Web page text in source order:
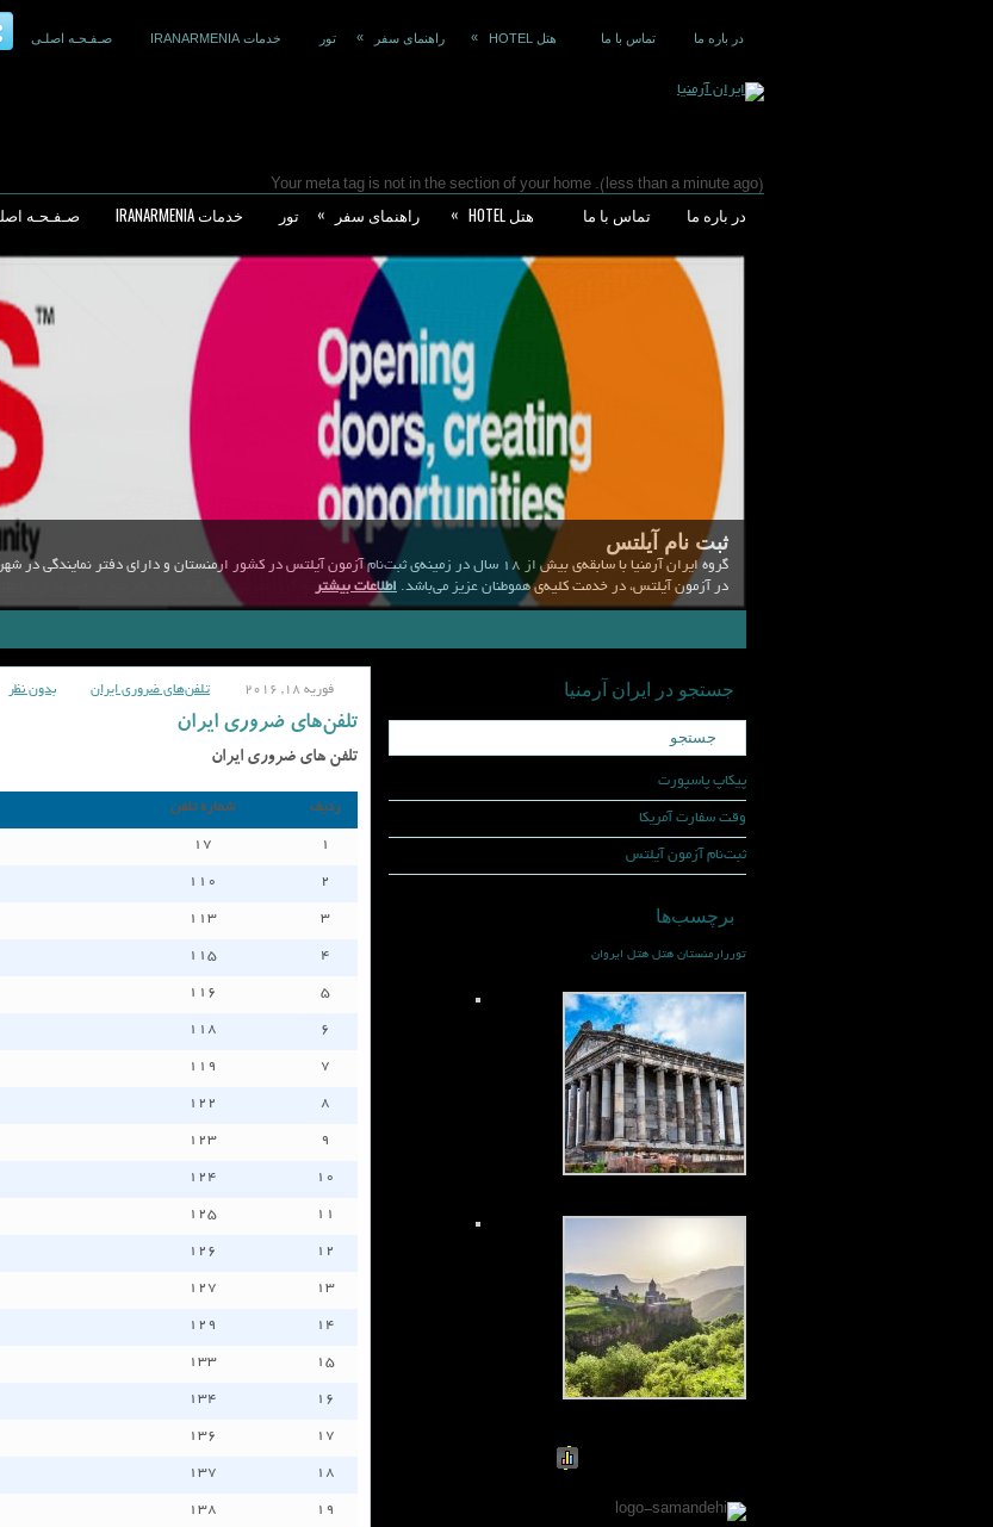
در باره ما تماس با ما هتل HOTEL » راهنمای سفر » تور خدمات IRANARMENIA صـفـحـه اصلـی
(less than a minute ago). Your meta tag is not in the section of your home
در باره ما تماس با ما هتل HOTEL » راهنمای سفر » تور خدمات IRANARMENIA صـفـحـه
ثبت نام آیلتس
گروه ایران آرمنیا با سابقه‌ی بیش از 18 سال در زمینه‌ی ثبت‌نام آزمون آیلتس در کشور ارمنستان و دارای
در آزمون آیلتس، در خدمت کلیه‌ی هموطنان عزیز می‌باشد. اطلاعات بیشتر
فوریه 18, 2016 تلفن‌های ضروری ایران بدون نظر
تلفن‌های ضروری ایران
تلفن های ضروری ایران
رديف شماره تلفن
١ ١٧
٢ ١١٠
٣ ١١٣
٤ ١١٥
٥ ١١٦
٦ ١١٨
٧ ١١٩
٨ ١٢٢
٩ ١٢٣
١٠ ١٢٤
١١ ١٢٥
١٢ ١٢٦
١٣ ١٢٧
١٤ ١٢٩
١٥ ١٣٣
١٦ ١٣٤
١٧ ١٣٦
١٨ ١٣٧
١٩ ١٣٨
جستجو در ایران آرمنیا
پيكاپ پاسپورت
وقت سفارت آمریکا
ثبت‌نام آزمون آیلتس
برچسب‌ها
توررارمنستان هتل هتل ایروان